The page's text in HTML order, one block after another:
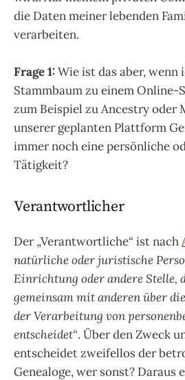
die Daten meiner lebenden
verarbeiten.
Frage 1:Wie ist das aber, wenn
Stammbaum zu einem Online-
zum Beispiel zu Ancestry oder
unserer geplanten Plattform
immer noch eine persönliche
Tätigkeit?
Verantwortlicher
Der „Verantwortliche“ ist nach
natürliche oder juristische
Einrichtung oder andere Stelle,
gemeinsam mit anderen über
der Verarbeitung von
entscheidet“. Über den Zweck
entscheidet zweifellos der
Genealoge, wer sonst? Daraus